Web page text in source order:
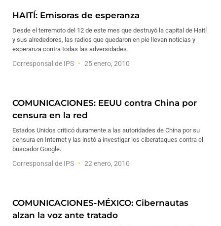
HAITÍ: Emisoras de esperanza
Desde el terremoto del 12 de este mes que destruyó la capital de Haití
y sus alrededores, las radios que quedaron en pie llevan noticias y
esperanza contra todas las adversidades.
Corresponsal de IPS 25 enero, 2010
COMUNICACIONES: EEUU contra China por
censura en la red
Estados Unidos criticó duramente a las autoridades de China por su
censura en Internet y las instó a investigar los ciberataques contra el
buscador Google.
Corresponsal de IPS 22 enero, 2010
COMUNICACIONES-MÉXICO: Cibernautas
alzan la voz ante tratado